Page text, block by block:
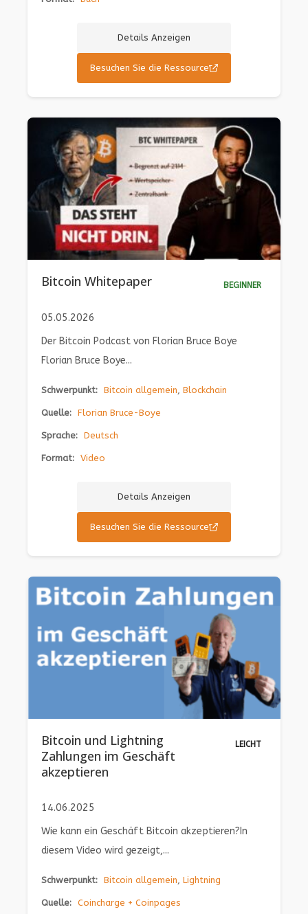
Details Anzeigen
Besuchen Sie die Ressource
Bitcoin Whitepaper BEGINNER
05.05.2026
Der Bitcoin Podcast von Florian Bruce Boye
Florian Bruce Boye...
Schwerpunkt: Bitcoin allgemein, Blockchain
Quelle: Florian Bruce-Boye
Sprache: Deutsch
Format: Video
Details Anzeigen
Besuchen Sie die Ressource
Bitcoin und Lightning
Zahlungen im Geschäft
akzeptieren
LEICHT
14.06.2025
Wie kann ein Geschäft Bitcoin akzeptieren?In
diesem Video wird gezeigt,...
Schwerpunkt: Bitcoin allgemein, Lightning
Quelle: Coincharge + Coinpages